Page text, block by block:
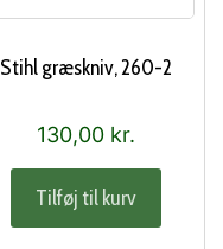
Stihl græskniv, 260-2
130,00 kr.
Tilføj til kurv